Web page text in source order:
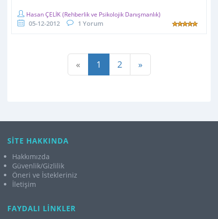
Hasan ÇELİK (Rehberlik ve Psikolojik Danışmanlık)
05-12-2012 1 Yorum
« 1 2 »
SİTE HAKKINDA
Hakkımızda
Güvenlik/Gizlilik
Öneri ve İstekleriniz
İletişim
FAYDALI LİNKLER